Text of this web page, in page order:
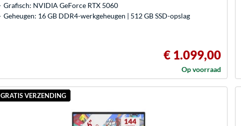
Grafisch: NVIDIA GeForce RTX 5060
Geheugen: 16 GB DDR4-werkgeheugen | 512 GB SSD-opslag
€ 1.099,00
Op voorraad
GRATIS VERZENDING